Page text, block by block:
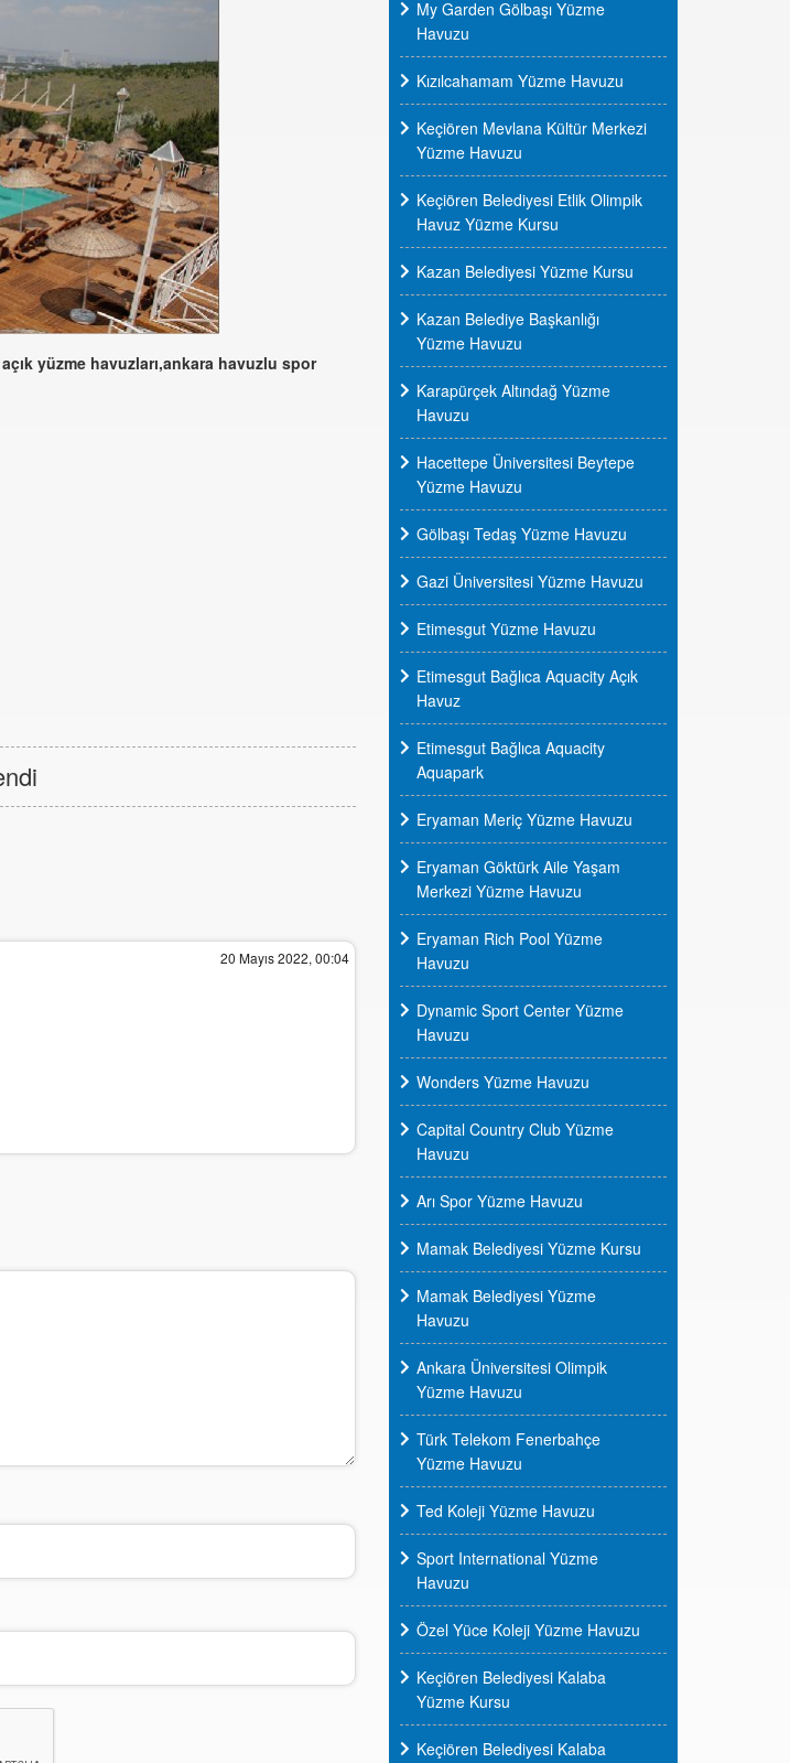
yüzme havuzları,ankara havuzlu spor
20 Mayıs 2022, 00:04
My Garden Gölbaşı Yüzme
Havuzu
Kızılcahamam Yüzme Havuzu
Keçiören Mevlana Kültür Merkezi
Yüzme Havuzu
Keçiören Belediyesi Etlik Olimpik
Havuz Yüzme Kursu
Kazan Belediyesi Yüzme Kursu
Kazan Belediye Başkanlığı
Yüzme Havuzu
Karapürçek Altındağ Yüzme
Havuzu
Hacettepe Üniversitesi Beytepe
Yüzme Havuzu
Gölbaşı Tedaş Yüzme Havuzu
Gazi Üniversitesi Yüzme Havuzu
Etimesgut Yüzme Havuzu
Etimesgut Bağlıca Aquacity Açık
Havuz
Etimesgut Bağlıca Aquacity
Aquapark
Eryaman Meriç Yüzme Havuzu
Eryaman Göktürk Aile Yaşam
Merkezi Yüzme Havuzu
Eryaman Rich Pool Yüzme
Havuzu
Dynamic Sport Center Yüzme
Havuzu
Wonders Yüzme Havuzu
Capital Country Club Yüzme
Havuzu
Arı Spor Yüzme Havuzu
Mamak Belediyesi Yüzme Kursu
Mamak Belediyesi Yüzme
Havuzu
Ankara Üniversitesi Olimpik
Yüzme Havuzu
Türk Telekom Fenerbahçe
Yüzme Havuzu
Ted Koleji Yüzme Havuzu
Sport International Yüzme
Havuzu
Özel Yüce Koleji Yüzme Havuzu
Keçiören Belediyesi Kalaba
Yüzme Kursu
Keçiören Belediyesi Kalaba